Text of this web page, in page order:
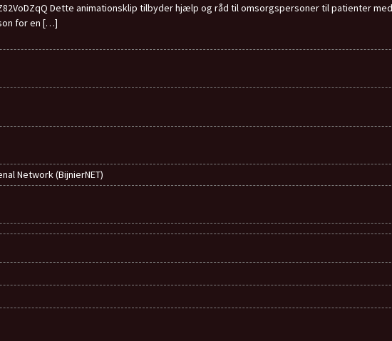
Dette animationsklip tilbyder hjælp og råd til omsorgspersoner til patienter
for en […]
Network (BijnierNET)